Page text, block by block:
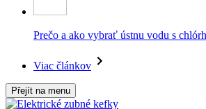
Prečo a ako vybrať ústnu vodu s
Viac článkov
Přejít na menu